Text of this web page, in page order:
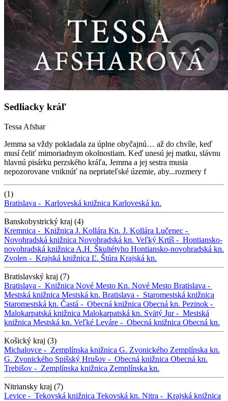
Sedliacky kráľ
Tessa Afshar
Jemma sa vždy pokladala za úplne obyčajnú… až do chvíle, keď
musí čeliť mimoriadnym okolnostiam. Keď unesú jej matku, slávnu
hlavnú pisárku perzského kráľa, Jemma a jej sestra musia
nepozorovane vniknúť na nepriateľské územie, aby...rozmery f
(1)
Bratislava - Karloveská knižnica Karloveská kn.
Banskobystrický kraj (4)
Kremnica - Knižnica J. Kollára Kn. J. Kollára Lučenec -
Novohradská knižnica Novohradská kn. Veľký Krtíš - Hontiansko-
novohradská knižnica A.H. Škultétyho Hontiansko-novohradská kn.
Zvolen - Krajská knižnica Ľ. Štúra Krajská kn.
Bratislavský kraj (7)
Bratislava - Knižnica Nové Mesto Kn. Nové Mesto Bratislava -
Mestská knižnica Mestská kn. Bratislava - Staromestská knižnica
Staromestská kn. Častá - Obecná knižnica Obecná kn. Pezinok -
Malokarpatská knižnica Malokarpatská kn. Svätý Jur - Mestská
knižnica Mestská kn. Veľké Leváre - Obecná knižnica Obecná kn.
Košický kraj (3)
Michalovce - Zemplínska knižnica G. Zvonického Zemplínska kn.
G. Zvonického Spišský Hrušov - Obecná knižnica Obecná kn.
Trebišov - Zemplínska knižnica Zemplínska kn.
Nitriansky kraj (7)
Levice - Tekovská knižnica Tekovská kn. Nitra - Krajská knižnica